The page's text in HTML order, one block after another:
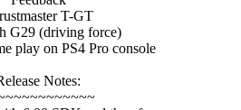
T-GT
G29 (driving force)
play on PS4 Pro console
Notes: